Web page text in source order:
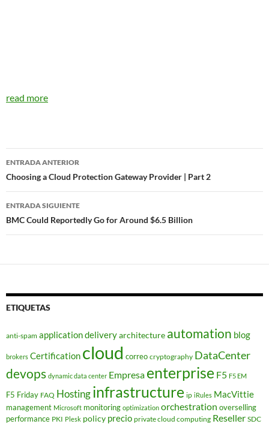
read more
Navegador
de
entradas
ENTRADA ANTERIOR
Choosing a Cloud Protection Gateway Provider | Part 2
ENTRADA SIGUIENTE
BMC Could Reportedly Go for Around $6.5 Billion
ETIQUETAS
anti-spam application deliveryarchitecture automation blog
brokers Certification cloud correo cryptography DataCenter
devops dynamic data center Empresa enterprise F5 F5 EM
F5 Friday FAQ Hostinginfrastructure ip iRules MacVittie
management Microsoft monitoring optimization orchestration overselling
performance PKI Plesk policy precio private cloud computing Reseller SDC